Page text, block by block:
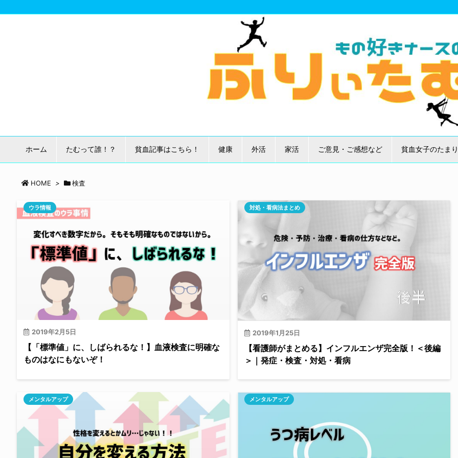
ホーム たむって誰！？ 貧血記事はこちら！ 健康 外活 家活 ご意見・ご感想など 貧血女子のたま
HOME > 検査
2019年2月5日
ウラ情報
【「標準値」に、しばられるな！】血液検査に明確な
ものはなにもないぞ！
2019年1月25日
対処・看病法まとめ
【看護師がまとめる】インフルエンザ完全版！＜後編
＞｜発症・検査・対処・看病
メンタルアップ メンタルアップ